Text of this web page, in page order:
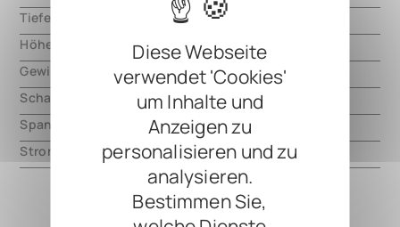
Diese Webseite
verwendet 'Cookies'
um Inhalte und
Anzeigen zu
personalisieren und zu
analysieren.
Bestimmen Sie,
Tiefe
000.00 mm
Höhe
000.00 mm
Gewicht
000.00 mm
Schaltungsart
digital
Spannung
9V DC, center negative
Strom
100mA